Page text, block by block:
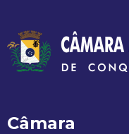
Câmara